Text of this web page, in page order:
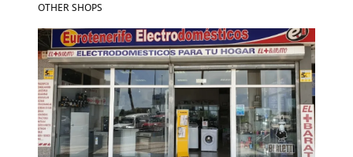
OTHER SHOPS